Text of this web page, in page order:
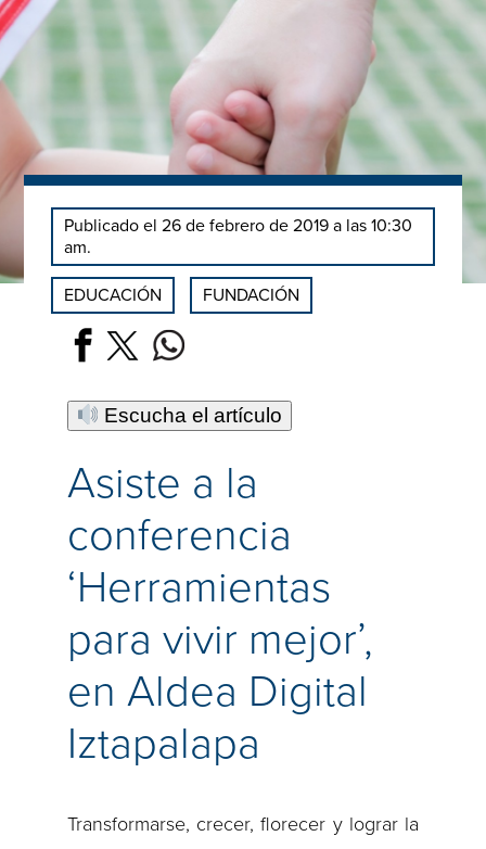
Publicado el 26 de febrero de 2019 a las 10:30
am.
EDUCACIÓN FUNDACIÓN
Escucha el artículo
Asiste a la
conferencia
‘Herramientas
para vivir mejor’,
en Aldea Digital
Iztapalapa
Transformarse, crecer, florecer y lograr la